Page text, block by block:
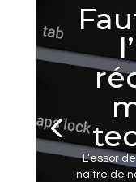
L’essor
naître de